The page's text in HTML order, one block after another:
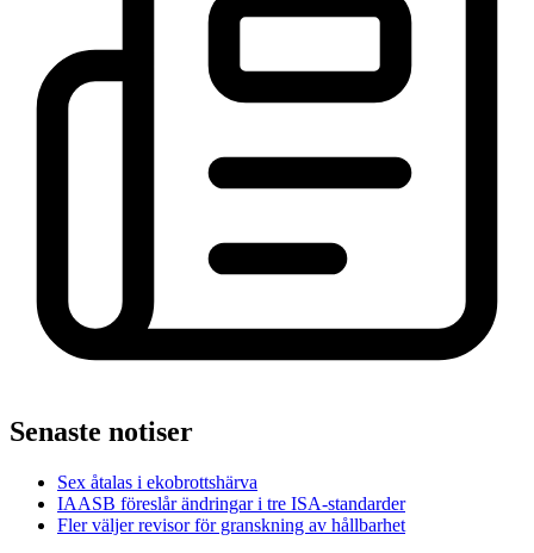
Senaste notiser
Sex åtalas i ekobrottshärva
IAASB föreslår ändringar i tre ISA-standarder
Fler väljer revisor för granskning av hållbarhet